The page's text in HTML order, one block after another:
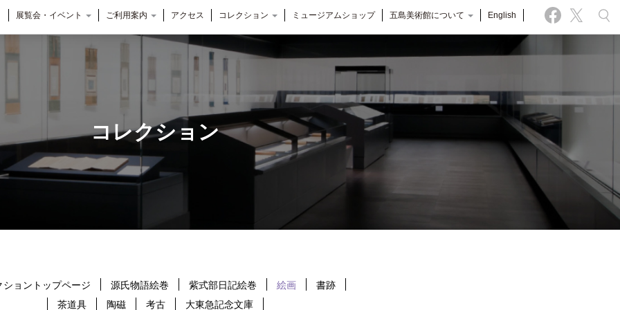
展覧会・イベント ご利用案内 アクセス コレクション ミュージアムショップ 五島美術館について English
コレクション
ショントップページ 源氏物語絵巻 紫式部日記絵巻 絵画
書跡
茶道具
陶磁 考古 大東急記念文庫